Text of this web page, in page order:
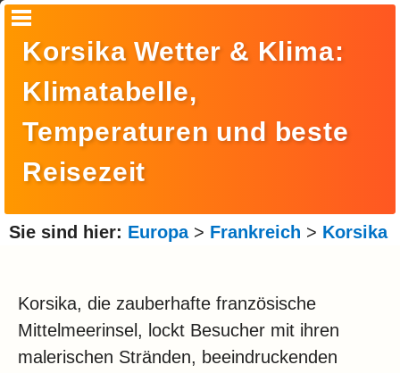
Amerika
Asien
Afrika
Antarktis
Reisemonat
Korsika Wetter & Klima:
Klimatabelle,
Temperaturen und beste
Reisezeit
Sie sind hier: Europa> Frankreich > Korsika
Korsika, die zauberhafte französische
Mittelmeerinsel, lockt Besucher mit ihren
malerischen Stränden, beeindruckenden